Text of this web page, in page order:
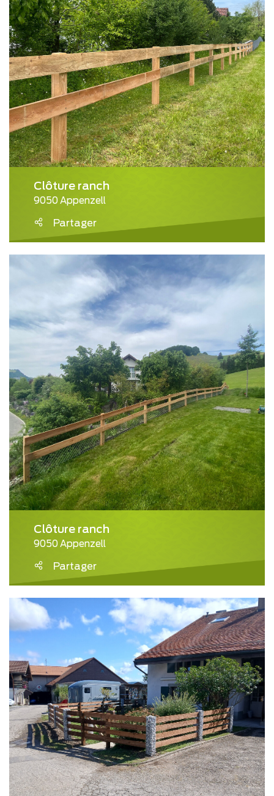
Clôture ranch
9050 Appenzell
Partager
Clôture ranch
9050 Appenzell
Partager